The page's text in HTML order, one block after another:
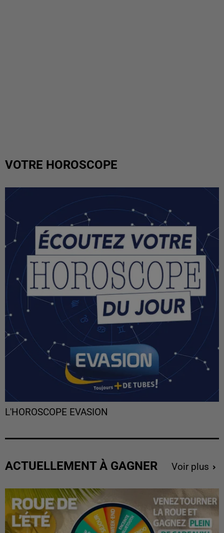
VOTRE HOROSCOPE
L'HOROSCOPE EVASION
ACTUELLEMENT À GAGNER Voir plus